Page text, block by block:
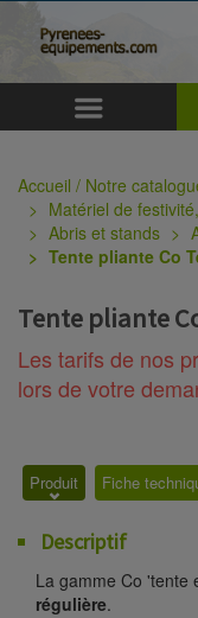
Accueil / Notre
Matériel de
Abris et stands
Tente pliante Co
Tente pliante
Les tarifs de nos
lors de votre
Produit Fiche
Descriptif
La gamme Co 'tente
régulière.